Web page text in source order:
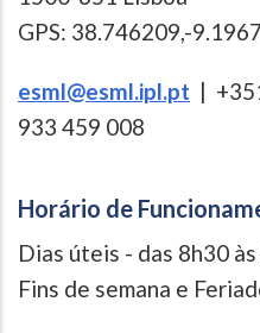
GPS: 38.746209,-
esml@esml.ipl.pt |
933 459 008
Horário de
Dias úteis - das 8h30
Fins de semana e